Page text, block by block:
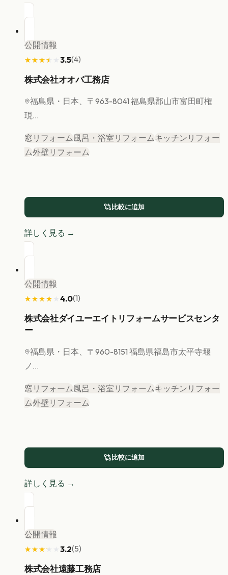
公開情報
★★★★★
★★★★★ 3.5(4)
株式会社オオバ工務店
福島県 ・日本、〒963-8041 福島県郡山市富田町権
現...
窓リフォーム風呂・浴室リフォームキッチンリフォー
ム外壁リフォーム
比較に追加
詳しく見る →
公開情報
★★★★★
★★★★★ 4.0(1)
株式会社ダイユーエイトリフォームサービスセンタ
ー
福島県 ・日本、〒960-8151 福島県福島市太平寺堰
ノ...
窓リフォーム風呂・浴室リフォームキッチンリフォー
ム外壁リフォーム
比較に追加
詳しく見る →
公開情報
★★★★★
★★★★★ 3.2(5)
株式会社遠藤工務店